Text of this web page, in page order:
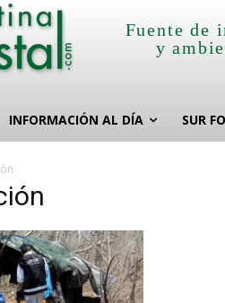
Fuente de
y
INFORMACIÓN AL DÍA SUR